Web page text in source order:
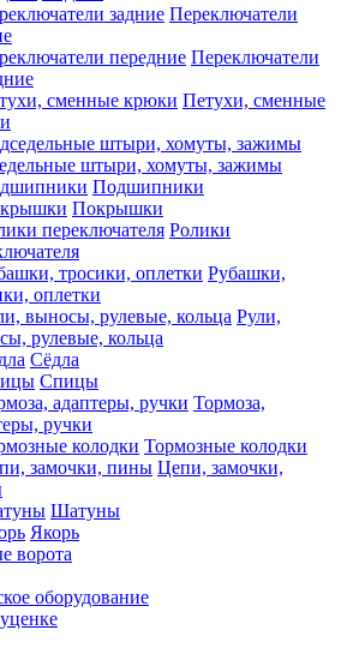
Переключатели
Переключатели
Петухи, сменные
штыри, хомуты, зажимы
Подшипники
Покрышки
Ролики
Рубашки,
оплетки
Рули,
рулевые, кольца
Сёдла
Спицы
Тормоза,
ручки
Тормозные колодки
Цепи, замочки,
Шатуны
Якорь
ворота
оборудование